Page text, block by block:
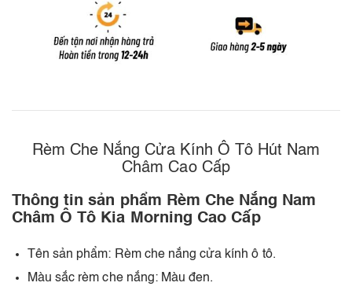
Rèm Che Nắng Cửa Kính Ô Tô Hút Nam
Châm Cao Cấp
Thông tin sản phẩm Rèm Che Nắng Nam
Châm Ô Tô Kia Morning Cao Cấp
Tên sản phẩm: Rèm che nắng cửa kính ô tô.
Màu sắc rèm che nắng: Màu đen.